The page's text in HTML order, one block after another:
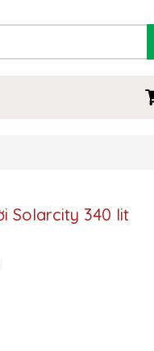
Solarcity 340 lit